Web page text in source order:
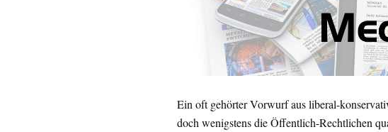
Ein oft gehörter Vorwurf aus liberal-
doch wenigstens die Öffentlich-Rechtlichen